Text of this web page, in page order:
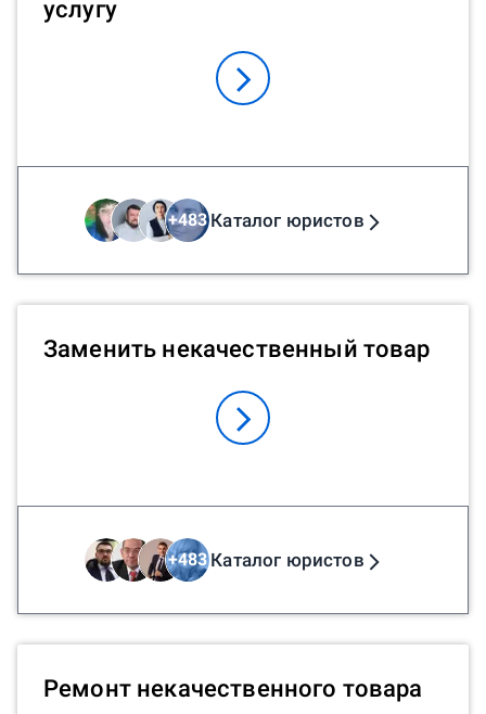
услугу
+483Каталог юристов
Заменить некачественный товар
+483Каталог юристов
Ремонт некачественного товара